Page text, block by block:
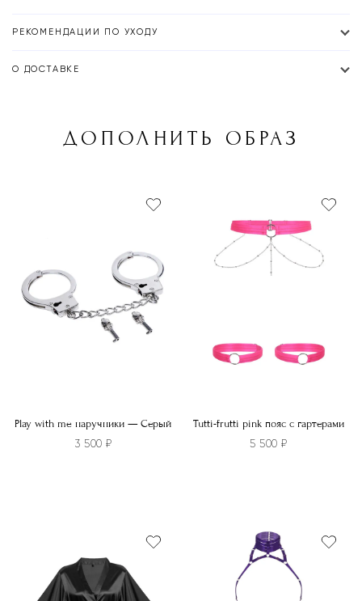
РЕКОМЕНДАЦИИ ПО УХОДУ
О ДОСТАВКЕ
ДОПОЛНИТЬ ОБРАЗ
Play with me наручники — Серый
3 500₽
Tutti-frutti pink пояс с гартерами
5 500₽
вариаций.